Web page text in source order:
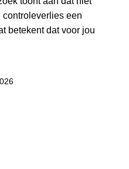
een
betekent dat voor jou